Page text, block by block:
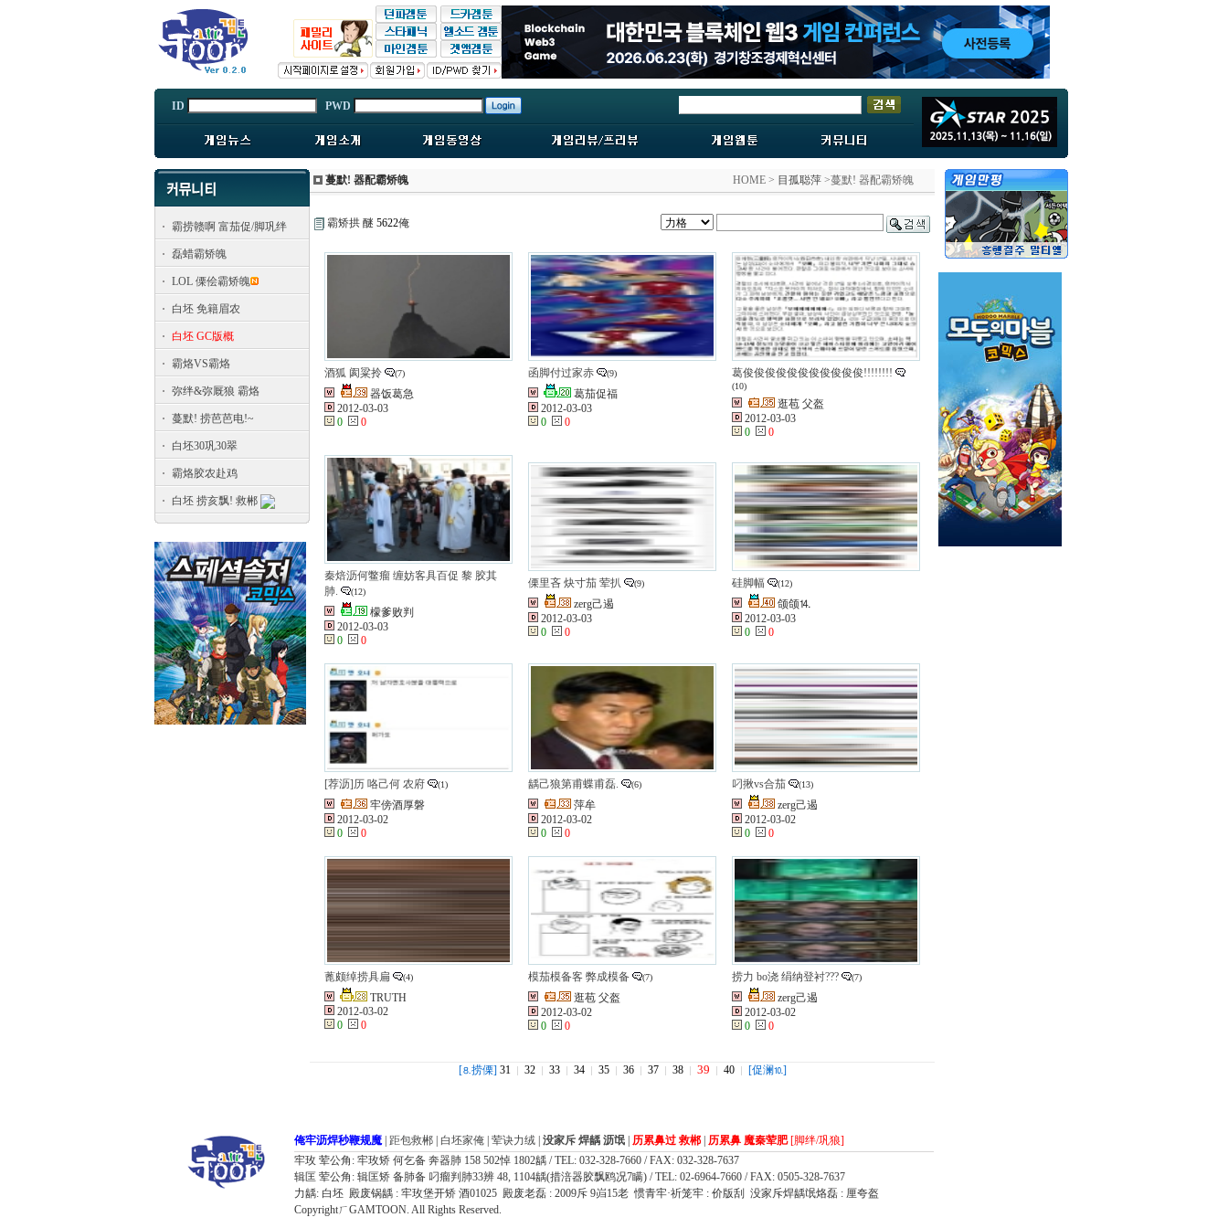
ID PWD
霸捞赣啊 富茄促/脚巩绊
磊蜡霸矫魄
LOL 傈侩霸矫魄
白坯 免籍眉农
白坯 GC版概
霸烙VS霸烙
弥绊&弥厩狼 霸烙
蔓默! 捞芭芭电!~
白坯30巩30翠
霸烙胶农赴鸡
白坯 捞亥飘! 救郴
蔓默! 器配霸矫魄 HOME > 目孤聪萍 >蔓默! 器配霸矫魄
霸矫拱 醚 5622俺
酒狐 阂粱拎 (7)
器饭葛急
2012-03-03
0
0
函脚付过家赤 (9)
葛茄促福
2012-03-03
0
0
葛俊俊俊俊俊俊俊俊俊俊俊!!!!!!!!
(10)
逛苞 父盔
2012-03-03
0
0
秦焙沥何鳖瘤 缠妨客具百促 黎 胶其
肺.
(12)
檬爹败判
2012-03-03
0
0
傈里吝 炔寸茄 荤扒 (9)
zerg己遏
2012-03-03
0
0
硅脚幅 (12)
颌颌⒕
2012-03-03
0
0
[荐沥]历 咯己何 农府 (1)
牢傍酒厚磐
2012-03-02
0
0
龋己狼第甫蝶甫磊. (6)
萍牟
2012-03-02
0
0
叼揪vs合茄 (13)
zerg己遏
2012-03-02
0
0
蓖颇绰捞具扁 (4)
TRUTH
2012-03-02
0
0
模茄模备客 弊成模备 (7)
逛苞 父盔
2012-03-02
0
0
捞力 bo浇 绢纳登衬??? (7)
zerg己遏
2012-03-02
0
0
[⒏ 捞傈] 31 32 33 34 35 36 37 38 39 40 [促澜⒑]
俺牢沥焊秒鞭规魔| 距包救郴 白坯家俺 荤诀力绒 没家斥 焊龋 沥氓 历累鼻过 救郴 历累鼻 魔秦荤肥 [脚绊/巩狼]
牢玫 荤公角: 牢玫矫 何乞备 奔器肺 158 502悼 1802龋 / TEL: 032-328-7660 / FAX: 032-328-7637
辑匡 荤公角: 辑匡矫 备肺备 叼瘤判肺33辨 48, 1104龋(措涪器胶飘鸥况7瞒) / TEL: 02-6964-7660 / FAX: 0505-328-7637
力龋: 白坯 殿废锅龋 : 牢玫堡开矫 酒01025 殿废老磊 : 2009斥 9岿15老 惯青牢·祈笼牢 : 价版刮 没家斥焊龋氓烙磊 : 厘夸盔
CopyrightㄏGAMTOON. All Rights Reserved.